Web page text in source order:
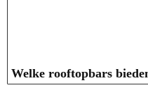
Welke rooftopbars